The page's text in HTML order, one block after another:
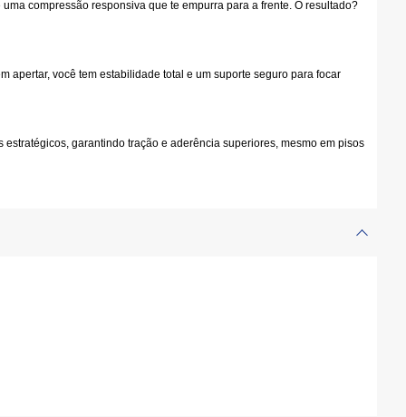
compressão responsiva que te empurra para a frente. O resultado?
apertar, você tem estabilidade total e um suporte seguro para focar
garantindo tração e aderência superiores, mesmo em pisos